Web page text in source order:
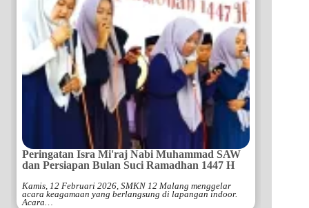
Peringatan Isra Mi'raj Nabi Muhammad SAW
dan Persiapan Bulan Suci Ramadhan 1447 H
Kamis, 12 Februari 2026, SMKN 12 Malang menggelar
acara keagamaan yang berlangsung di lapangan indoor.
Acara…